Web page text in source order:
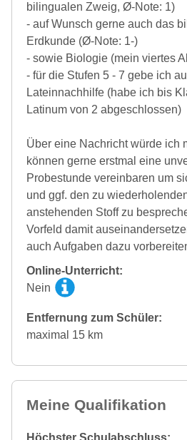
bilingualen Zweig, Ø-Note: 1)
- auf Wunsch gerne auch das
Erdkunde (Ø-Note: 1-)
- sowie Biologie (mein viertes
- für die Stufen 5 - 7 gebe ich
Lateinnachhilfe (habe ich bis
Latinum von 2 abgeschlossen)
Über eine Nachricht würde ich
können gerne erstmal eine
Probestunde vereinbaren um
und ggf. den zu
anstehenden Stoff zu
Vorfeld damit
auch Aufgaben dazu
Online-Unterricht:
Nein
Entfernung zum Schüler:
maximal 15 km
Meine Qualifikation